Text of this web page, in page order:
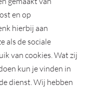
en op
hierbij aan
als de sociale
van cookies. Wat zij
kun je vinden in
dienst. Wij hebben